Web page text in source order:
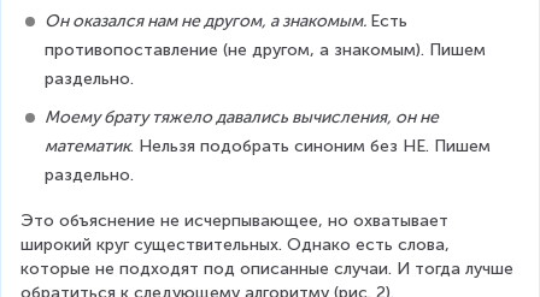
Он оказался нам не другом, а знакомым. Есть
противопоставление (не другом, а знакомым). Пишем
раздельно.
Моему брату тяжело давались вычисления, он не
математик. Нельзя подобрать синоним без НЕ. Пишем
раздельно.
Это объяснение не исчерпывающее, но охватывает
широкий круг существительных. Однако есть слова,
которые не подходят под описанные случаи. И тогда лучше
обратиться к следующему алгоритму (рис. 2).